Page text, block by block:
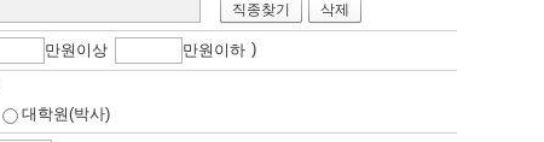
직종찾기 삭제
만원이상 만원이하 )
대학원(박사)